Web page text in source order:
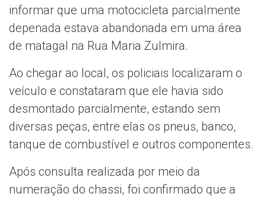
informar que uma motocicleta parcialmente
depenada estava abandonada em uma área
de matagal na Rua Maria Zulmira.
Ao chegar ao local, os policiais localizaram o
veículo e constataram que ele havia sido
desmontado parcialmente, estando sem
diversas peças, entre elas os pneus, banco,
tanque de combustível e outros componentes.
Após consulta realizada por meio da
numeração do chassi, foi confirmado que a